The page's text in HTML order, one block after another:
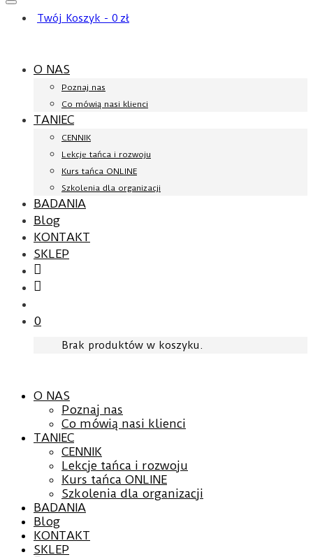
Twój Koszyk - 0 zł
O NAS
Poznaj nas
Co mówią nasi klienci
TANIEC
CENNIK
Lekcje tańca i rozwoju
Kurs tańca ONLINE
Szkolenia dla organizacji
BADANIA
Blog
KONTAKT
SKLEP
0
Brak produktów w koszyku.
O NAS
Poznaj nas
Co mówią nasi klienci
TANIEC
CENNIK
Lekcje tańca i rozwoju
Kurs tańca ONLINE
Szkolenia dla organizacji
BADANIA
Blog
KONTAKT
SKLEP